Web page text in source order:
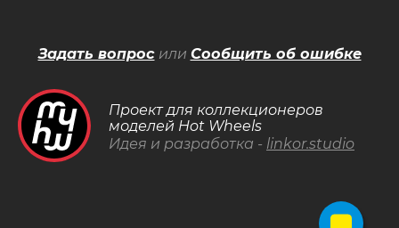
Проект для коллекционеров
моделей Hot Wheels
Идея и разработка - linkor.studio
Задать вопросили Сообщить об ошибке